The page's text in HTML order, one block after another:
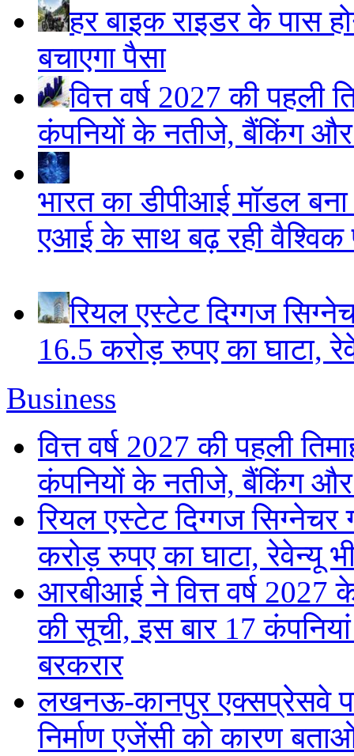
हर बाइक राइडर के पास
बचाएगा पैसा
वित्त वर्ष 2027 की पहली
कंपनियों के नतीजे, बैंकिंग
भारत का डीपीआई मॉडल
एआई के साथ बढ़ रही वैश्विक
रियल एस्टेट दिग्गज
16.5 करोड़ रुपए का घाटा,
Business
वित्त वर्ष 2027 की पहली
कंपनियों के नतीजे, बैंकिंग
रियल एस्टेट दिग्गज सिग्नेचर
करोड़ रुपए का घाटा, रेवेन्यू
आरबीआई ने वित्त वर्ष 2027
की सूची, इस बार 17
बरकरार
लखनऊ-कानपुर एक्सप्रेसवे पर
निर्माण एजेंसी को कारण